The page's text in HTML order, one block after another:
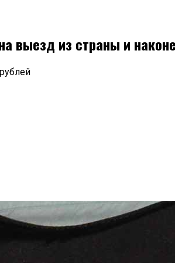
выезд из страны и